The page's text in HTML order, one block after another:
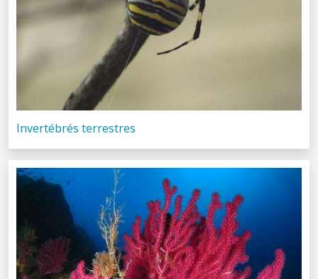
Invertébrés terrestres